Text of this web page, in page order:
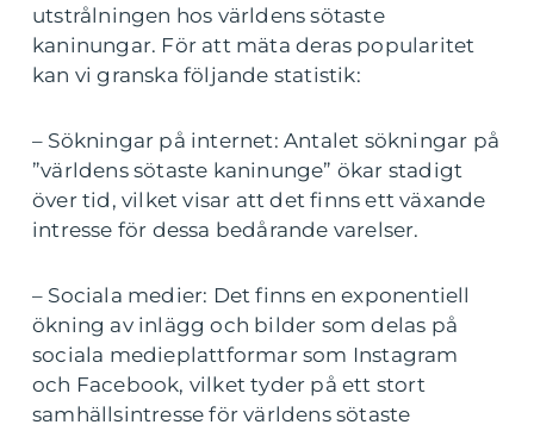
utstrålningen hos världens sötaste
kaninungar. För att mäta deras popularitet
kan vi granska följande statistik:
– Sökningar på internet: Antalet sökningar på
”världens sötaste kaninunge” ökar stadigt
över tid, vilket visar att det finns ett växande
intresse för dessa bedårande varelser.
– Sociala medier: Det finns en exponentiell
ökning av inlägg och bilder som delas på
sociala medieplattformar som Instagram
och Facebook, vilket tyder på ett stort
samhällsintresse för världens sötaste